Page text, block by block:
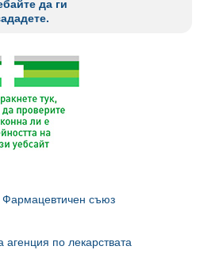
да ги
Фармацевтичен съюз
агенция по лекарствата